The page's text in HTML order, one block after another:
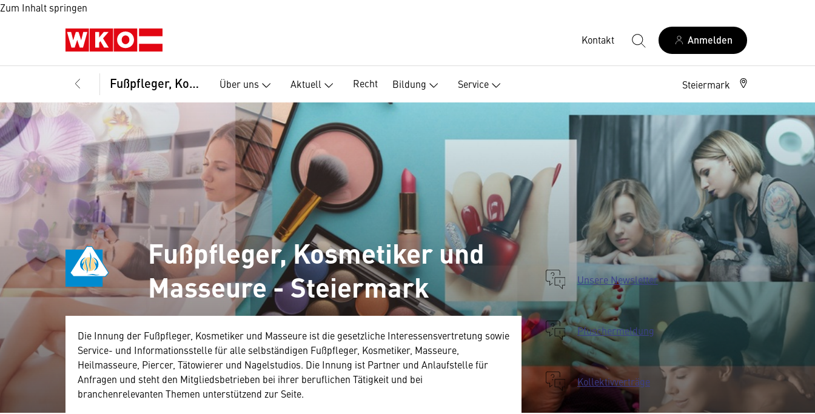
Zum Inhalt springen
Kontakt Anmelden
Fußpfleger, Kosmetiker und Masseure, Landesinnung Über uns Aktuell Recht Bildung Service Steiermark
Fußpfleger, Kosmetiker und
Masseure - Steiermark
Die Innung der Fußpfleger, Kosmetiker und Masseure ist die gesetzliche Interessensvertretung sowie
Service- und Informationsstelle für alle selbständigen Fußpfleger, Kosmetiker, Masseure,
Heilmasseure, Piercer, Tätowierer und Nagelstudios. Die Innung ist Partner und Anlaufstelle für
Anfragen und steht den Mitgliedsbetrieben bei ihrer beruflichen Tätigkeit und bei
branchenrelevanten Themen unterstützend zur Seite.
Unsere Newsletter
Pfuschermeldung
Kollektivverträge